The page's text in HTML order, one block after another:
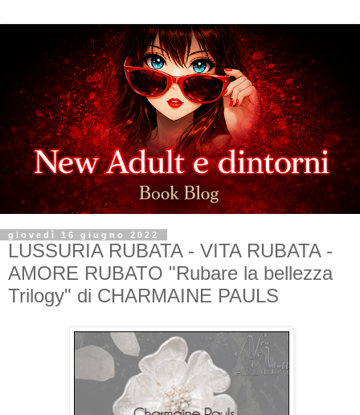
giovedì 16 giugno 2022
LUSSURIA RUBATA - VITA RUBATA -
AMORE RUBATO "Rubare la bellezza
Trilogy" di CHARMAINE PAULS